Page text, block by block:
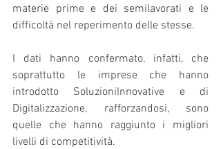
materie prime e dei semilavorati e le
difficoltà nel reperimento delle stesse.
I dati hanno confermato, infatti, che
soprattutto le imprese che hanno
introdotto SoluzioniInnovative e di
Digitalizzazione, rafforzandosi, sono
quelle che hanno raggiunto i migliori
livelli di competitività.